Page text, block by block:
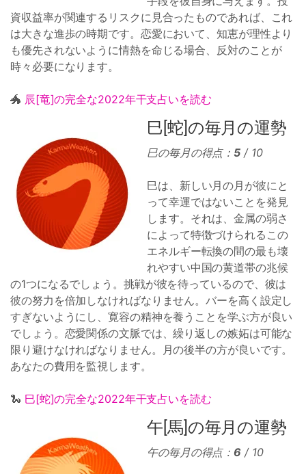
資収益率が関連するリスクに見合ったものであれば、これ
は大きな進歩の時期です。恋愛において、知恵が理性より
も優先されないように情熱を命じる場合、反対のことが
時々必要になります。
🐲 辰[竜]の完全な2022年干支占いを読む
巳[蛇]の毎月の運勢
巳の毎月の得点：5 / 10
巳は、新しい月の月が彼にと
って幸運ではないことを発見
します。それは、金属の弱さ
によって特徴づけられるこの
エネルギー転換の間の最も壊
れやすい中国の黄道帯の兆候
の1つになるでしょう。挑戦が彼を待っているので、彼は
彼の努力を倍加しなければなりません。バーを高く設定し
すぎないようにし、寛容の精神を養うことを学ぶ方が良い
でしょう。恋愛関係の文脈では、繰り返しの嫉妬は可能な
限り避けなければなりません。月の後半の方が良いです。
あなたの費用を監視します。
🐍 巳[蛇]の完全な2022年干支占いを読む
午[馬]の毎月の運勢
午の毎月の得点： 6 / 10